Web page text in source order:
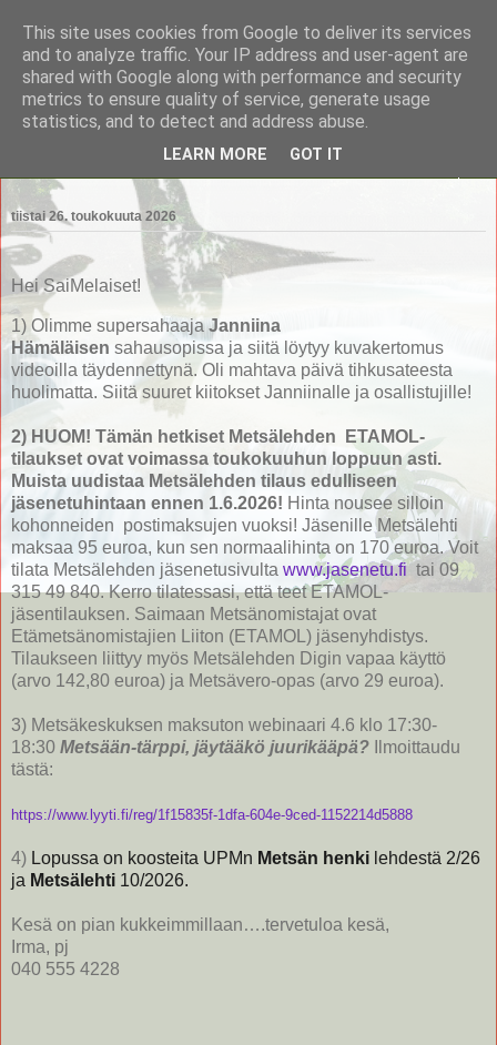
Saimaan Metsänomistajat
Saimaan Metsänomistajat
tiistai 26. toukokuuta 2026
Hei SaiMelaiset!
1) Olimme supersahaaja Janniina
Hämäläisen sahausopissa ja siitä löytyy kuvakertomus
videoilla täydennettynä. Oli mahtava päivä tihkusateesta
huolimatta. Siitä suuret kiitokset Janniinalle ja osallistujille!
2) HUOM! Tämän hetkiset Metsälehden ETAMOL-
tilaukset ovat voimassa toukokuuhun loppuun asti.
Muista uudistaa Metsälehden tilaus edulliseen
jäsenetuhintaan ennen 1.6.2026! Hinta nousee silloin
kohonneiden postimaksujen vuoksi! Jäsenille Metsälehti
maksaa 95 euroa, kun sen normaalihinta on 170 euroa. Voit
tilata Metsälehden jäsenetusivulta www.jasenetu.fitai 09
315 49 840. Kerro tilatessasi, että teet ETAMOL-
jäsentilauksen. Saimaan Metsänomistajat ovat
Etämetsänomistajien Liiton (ETAMOL) jäsenyhdistys.
Tilaukseen liittyy myös Metsälehden Digin vapaa käyttö
(arvo 142,80 euroa) ja Metsävero-opas (arvo 29 euroa).
3) Metsäkeskuksen maksuton webinaari 4.6 klo 17:30-
18:30 Metsään-tärppi, jäytääkö juurikääpä?
Ilmoittaudu
tästä:
https://www.lyyti.fi/reg/1f15835f-1dfa-604e-9ced-1152214d5888
4) Lopussa on koosteita UPMn Metsän henki lehdestä 2/26
ja Metsälehti 10/2026.
Kesä on pian kukkeimmillaan….tervetuloa kesä,
Irma, pj
040 555 4228
This site uses cookies from Google to deliver its services
and to analyze traffic. Your IP address and user-agent are
shared with Google along with performance and security
metrics to ensure quality of service, generate usage
statistics, and to detect and address abuse.
LEARN MORE GOT IT